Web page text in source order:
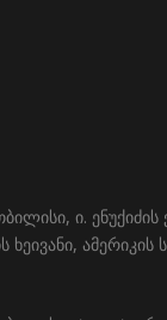
ი.
ხეივანი, ამერიკის